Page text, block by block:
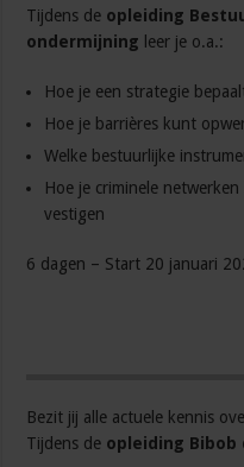
Tijdens de opleiding
ondermijning leer je o.a.:
Hoe je een strategie
Hoe je barrières kunt
Welke bestuurlijke
Hoe je criminele
vestigen
6 dagen – Start 20 januari
Bezit jij alle actuele kennis
Tijdens de opleiding Bibob